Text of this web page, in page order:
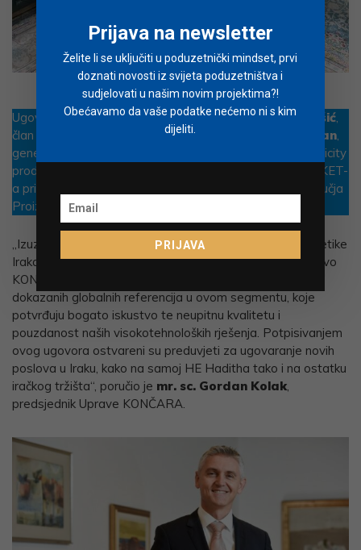
Ali Ahmad Hassan i mr. sc. Ivan Tomšić
Ugovor su u sjedištu MOE-a potpisalimr. sc. Ivan Tomšić,
član Uprave KONČAR – Inženjeringa i
Ali Ahmad Hassan,
generalni direktor GEEP-a (General Directorate of electricity
production), a na svečanosti potpisivanja je u delegaciji KET-
a prisustvovao i
, direktor poslovnog područja
Proizvodnja električne energije.
„Izuzetno smo ponosni što je Ministarstvo elektroenergetike
Iraka ukazalo povjerenje za ovako značajan projekt upravo
KONČARU. Plod je to višegodišnjih pregovora, ali i već
dokazanih globalnih referencija u ovom segmentu, koje
potvrđuju bogato iskustvo te neupitnu kvalitetu i
pouzdanost naših visokotehnoloških rješenja. Potpisivanjem
ovog ugovora ostvareni su preduvjeti za ugovaranje novih
poslova u Iraku, kako na samoj HE Haditha tako i na ostatku
iračkog tržišta“, poručio je mr. sc. Gordan Kolak,
predsjednik Uprave KONČARA.
Prijava na newsletter
Želite li se uključiti u poduzetnički mindset, prvi
doznati novosti iz svijeta poduzetništva i
sudjelovati u našim novim projektima?!
Obećavamo da vaše podatke nećemo ni s kim
dijeliti.
PRIJAVA